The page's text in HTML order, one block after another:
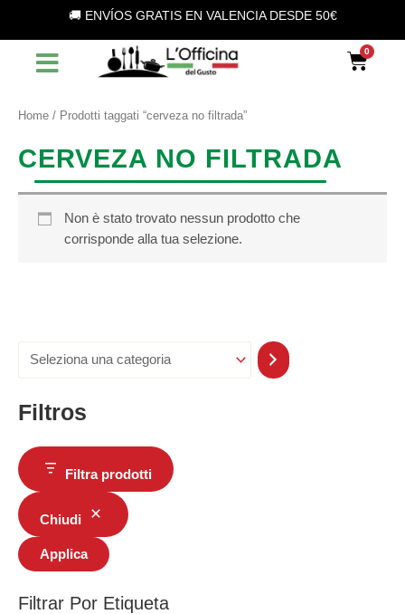
contenuto
🚚 ENVÍOS GRATIS EN VALENCIA DESDE 50€
l
o
u
a
Filtros
Filtra prodotti
Chiudi
Applica
Filtrar Por Etiqueta
Home / Prodotti taggati “cerveza no filtrada”
CERVEZA NO FILTRADA
Non è stato trovato nessun prodotto che
corrisponde alla tua selezione.